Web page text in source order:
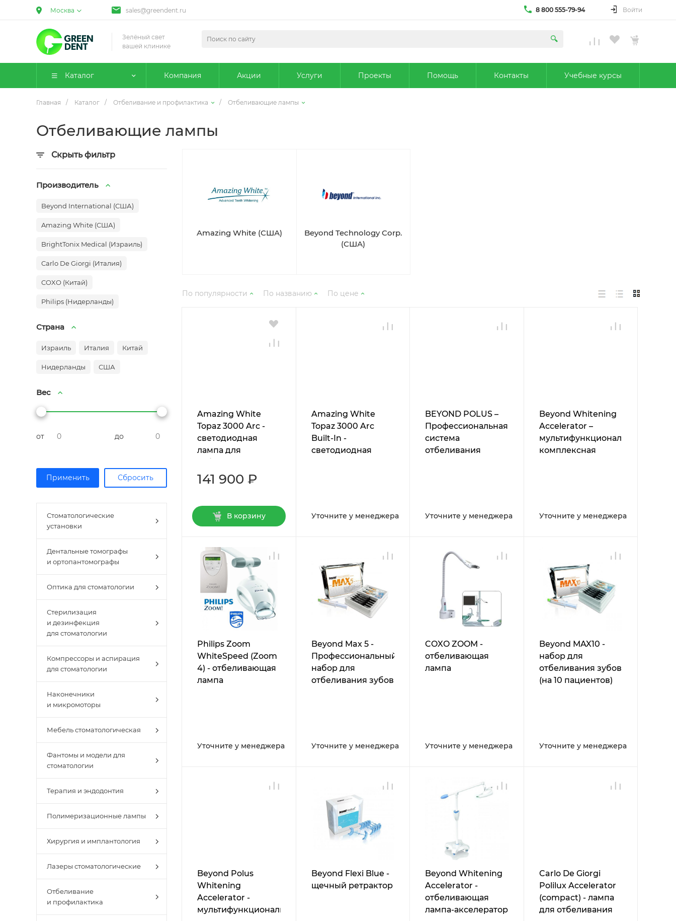
Москва sales@greendent.ru 8 800 555-79-94 Войти
Зелёный свет
вашей клинике
Каталог Компания Акции Услуги Проекты Помощь Контакты Учебные курсы
Главная / Каталог / Отбеливание и профилактика / Отбеливающие лампы
Отбеливающие лампы
Скрыть фильтр
Производитель
Beyond International (США)
Amazing White (США)
BrightTonix Medical (Израиль)
Carlo De Giorgi (Италия)
COXO (Китай)
Philips (Нидерланды)
Страна
Израиль Италия Китай
Нидерланды США
Вес
от до
Стоматологические
установки
Дентальные томографы
и ортопантомографы
Оптика для стоматологии
Стерилизация
и дезинфекция
для стоматологии
Компрессоры и аспирация
для стоматологии
Наконечники
и микромоторы
Мебель стоматологическая
Фантомы и модели для
стоматологии
Терапия и эндодонтия
Полимеризационные лампы
Хирургия и имплантология
Лазеры стоматологические
Отбеливание
и профилактика
Amazing White (США)
Beyond Technology Corp.
(США)
По популярности По названию По цене
Amazing White
Topaz 3000 Arc -
светодиодная
лампа для
141 900 ₽
В корзину
Amazing White
Topaz 3000 Arc
Built-In -
светодиодная
Уточните у менеджера
BEYOND POLUS –
Профессиональная
система
отбеливания
Уточните у менеджера
Beyond Whitening
Accelerator –
мультифункциональная
комплексная
Уточните у менеджера
Philips Zoom
WhiteSpeed (Zoom
4) - отбеливающая
лампа
Уточните у менеджера
Beyond Max 5 -
Профессиональный
набор для
отбеливания зубов
Уточните у менеджера
COXO ZOOM -
отбеливающая
лампа
Уточните у менеджера
Beyond MAX10 -
набор для
отбеливания зубов
(на 10 пациентов)
Уточните у менеджера
Beyond Polus
Whitening
Accelerator -
мультифункциональная
Beyond Flexi Blue -
щечный ретрактор
Beyond Whitening
Accelerator -
отбеливающая
лампа-акселератор
Carlo De Giorgi
Polilux Accelerator
(compact) - лампа
для отбеливания